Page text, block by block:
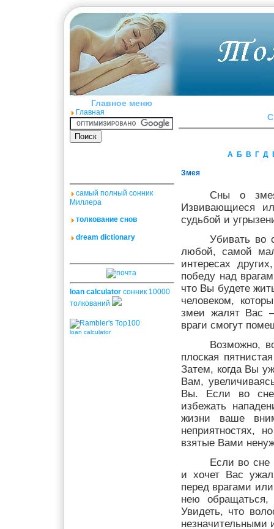
Главное меню
Главная
самый полный сонник
Миллера
толкование снов
dream dictionary
loan calculator сонник 10000
толкований
loan calculator
А Б В Г Д
Змея
Сны о
Извивающиеся
судьбой и
Убивать во
любой, самой
интересах
победу над
что Вы будете
человеком,
змеи жалят Вас
враги смогут
Возможно,
плоская
Затем, когда Вы
Вам,
Вы. Если во сне
избежать
жизни ваше
неприятностях,
взятые Вами
Если во сне
и хочет Вас
перед врагами
нею обращаться,
Увидеть, что
незначительными